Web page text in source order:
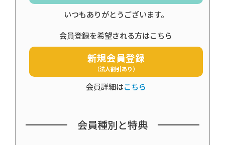
いつもありがとうございます。
会員登録を希望される方はこちら
新規会員登録
（法人割引あり）
会員詳細はこちら
会員種別と特典